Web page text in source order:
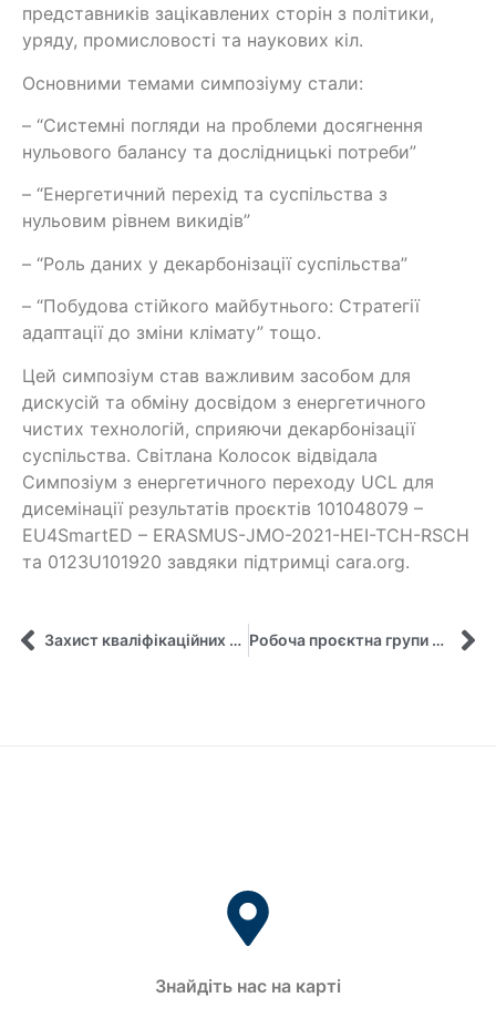
представників зацікавлених сторін з політики,
уряду, промисловості та наукових кіл.
Основними темами симпозіуму стали:
– “Системні погляди на проблеми досягнення
нульового балансу та дослідницькі потреби”
– “Енергетичний перехід та суспільства з
нульовим рівнем викидів”
– “Роль даних у декарбонізації суспільства”
– “Побудова стійкого майбутнього: Стратегії
адаптації до зміни клімату” тощо.
Цей симпозіум став важливим засобом для
дискусій та обміну досвідом з енергетичного
чистих технологій, сприяючи декарбонізації
суспільства. Світлана Колосок відвідала
Симпозіум з енергетичного переходу UCL для
дисемінації результатів проєктів 101048079 –
EU4SmartED – ERASMUS-JMO-2021-HEI-TCH-RSCH
та 0123U101920 завдяки підтримці cara.org.
Захист кваліфікаційних робіт студентів-заочників Робоча проєктна групи кафедри та викладачі працюють над інтернаціоналізацією кьюрікьюлума освітньої програми “Управління проєктами”
Знайдіть нас на карті